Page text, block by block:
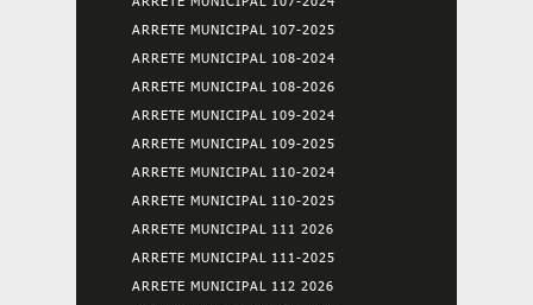
ARRETE MUNICIPAL 107-2025
ARRETE MUNICIPAL 108-2024
ARRETE MUNICIPAL 108-2026
ARRETE MUNICIPAL 109-2024
ARRETE MUNICIPAL 109-2025
ARRETE MUNICIPAL 110-2024
ARRETE MUNICIPAL 110-2025
ARRETE MUNICIPAL 111 2026
ARRETE MUNICIPAL 111-2025
ARRETE MUNICIPAL 112 2026